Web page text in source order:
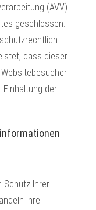
(AVV)
geschlossen.
dass dieser
der
Schutz Ihrer
Ihre